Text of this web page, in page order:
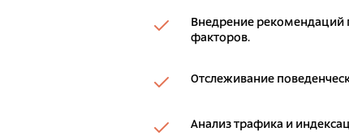
Внедрение рекомендаций
факторов.
Отслеживание
Анализ трафика и